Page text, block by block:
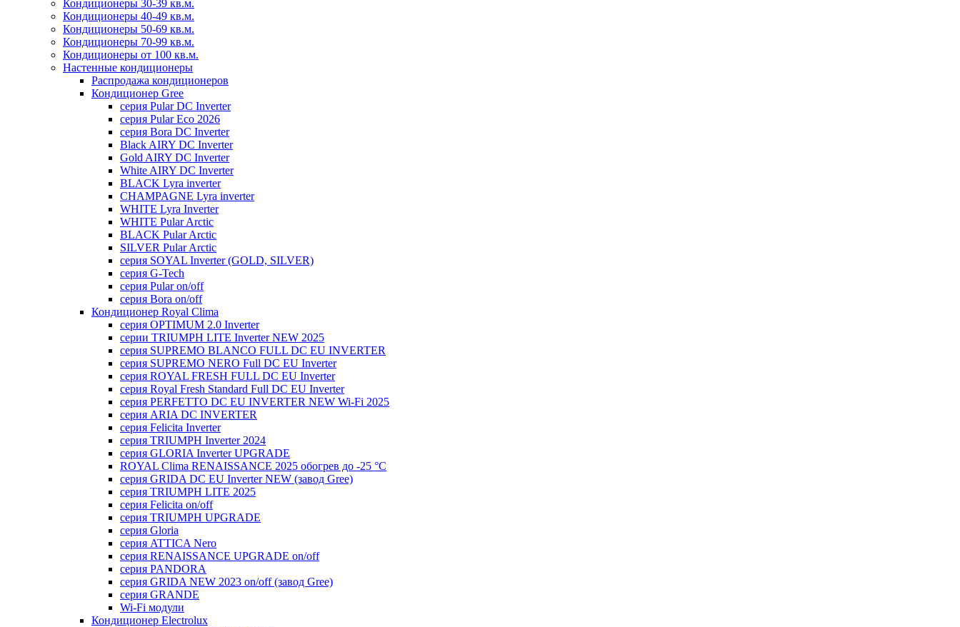
Кондиционеры 30-39 кв.м.
Кондиционеры 40-49 кв.м.
Кондиционеры 50-69 кв.м.
Кондиционеры 70-99 кв.м.
Кондиционеры от 100 кв.м.
Настенные кондиционеры
Распродажа кондиционеров
Кондиционер Gree
серия Pular DC Inverter
серия Pular Eco 2026
серия Bora DC Inverter
Black AIRY DC Inverter
Gold AIRY DC Inverter
White AIRY DC Inverter
BLACK Lyra inverter
CHAMPAGNE Lyra inverter
WHITE Lyra Inverter
WHITE Pular Arctic
BLACK Pular Arctic
SILVER Pular Arctic
серия SOYAL Inverter (GOLD, SILVER)
серия G-Tech
серия Pular on/off
серия Bora on/off
Кондиционер Royal Clima
серия OPTIMUM 2.0 Inverter
серии TRIUMPH LITE Inverter NEW 2025
серия SUPREMO BLANCO FULL DC EU INVERTER
серия SUPREMO NERO Full DC EU Inverter
серия ROYAL FRESH FULL DC EU Inverter
серия Royal Fresh Standard Full DC EU Inverter
серия PERFETTO DC EU INVERTER NEW Wi-Fi 2025
серия ARIA DC INVERTER
серия Felicita Inverter
серия TRIUMPH Inverter 2024
серия GLORIA Inverter UPGRADE
ROYAL Clima RENAISSANCE 2025 обогрев до -25 °С
серия GRIDA DC EU Inverter NEW (завод Gree)
серия TRIUMPH LITE 2025
серия Felicita on/off
серия TRIUMPH UPGRADE
серия Gloria
серия ATTICA Nero
серия RENAISSANCE UPGRADE on/off
серия PANDORA
серия GRIDA NEW 2023 on/off (завод Gree)
серия GRANDE
Wi-Fi модули
Кондиционер Electrolux